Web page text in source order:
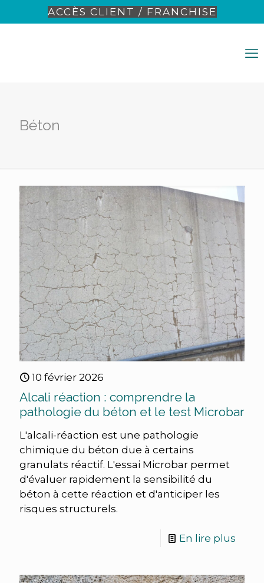
ACCÈS CLIENT / FRANCHISE
Béton
10 février 2026
Alcali réaction : comprendre la
pathologie du béton et le test Microbar
L'alcali-réaction est une pathologie
chimique du béton due à certains
granulats réactif. L'essai Microbar permet
d'évaluer rapidement la sensibilité du
béton à cette réaction et d'anticiper les
risques structurels.
En lire plus